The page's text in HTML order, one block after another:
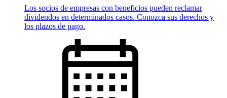
Los socios de empresas con beneficios pueden reclamar
dividendos en determinados casos. Conozca sus derechos y
los plazos de pago.